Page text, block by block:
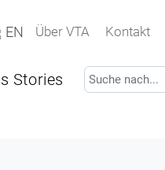
EN Über VTA Kontakt
Stories